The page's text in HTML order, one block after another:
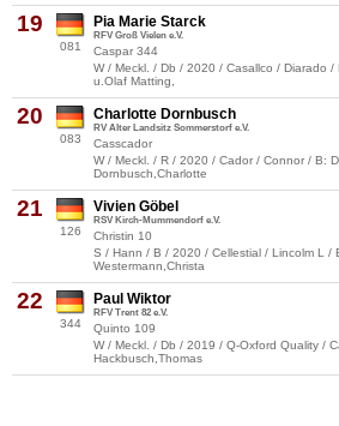
19
081
Pia Marie Starck
RFV Groß Vielen e.V.
Caspar 344
W / Meckl. / Db / 2020 / Casallco / Diarado
u.Olaf Matting,
20
083
Charlotte Dornbusch
RV Alter Landsitz Sommerstorf e.V.
Casscador
W / Meckl. / R / 2020 / Cador / Connor / B:
Dornbusch,Charlotte
21
126
Vivien Göbel
RSV Kirch-Mummendorf e.V.
Christin 10
S / Hann / B / 2020 / Cellestial / Lincolm L /
Westermann,Christa
22
344
Paul Wiktor
RFV Trent 82 e.V.
Quinto 109
W / Meckl. / Db / 2019 / Q-Oxford Quality /
Hackbusch,Thomas